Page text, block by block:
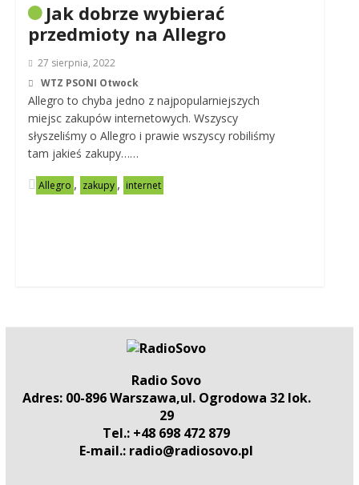
Jak dobrze wybierać
przedmioty na Allegro
27 sierpnia, 2022
WTZ PSONI Otwock
Allegro to chyba jedno z najpopularniejszych
miejsc zakupów internetowych. Wszyscy
słyszeliśmy o Allegro i prawie wszyscy robiliśmy
tam jakieś zakupy……
Allegro , zakupy , internet
Radio Sovo
Adres: 00-896 Warszawa,ul. Ogrodowa 32 lok.
29
Tel.: +48 698 472 879
E-mail.: radio@radiosovo.pl